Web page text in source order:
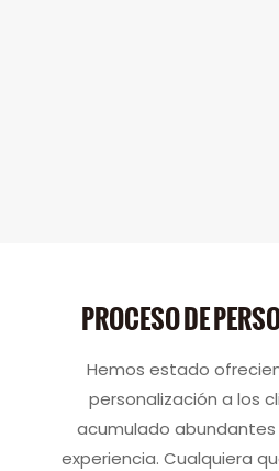
PROCESO DE
Hemos estado
personalización a los
acumulado
experiencia. Cualquiera